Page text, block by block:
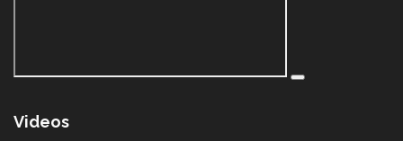
Videos